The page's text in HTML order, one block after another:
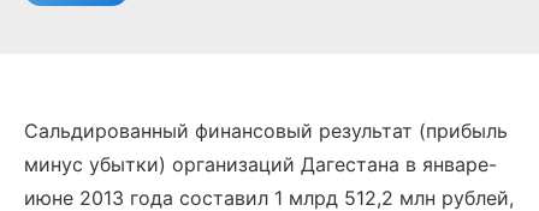
Сальдированный финансовый результат (прибыль
минус убытки) организаций Дагестана в январе-
июне 2013 года составил 1 млрд 512,2 млн рублей,